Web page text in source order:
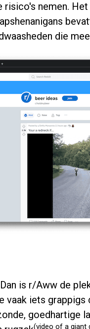
risico's nemen.
die
is r/Aww de
vaak iets
goedhartige
(video of a giant